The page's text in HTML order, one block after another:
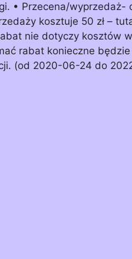
• Przecena/wyprzedaż-
kosztuje 50 zł –
nie dotyczy kosztów
rabat konieczne będzie
(od 2020-06-24 do